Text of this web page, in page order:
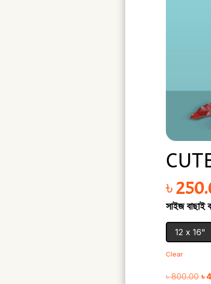
৳
সাইজ
12 x 16"
Clear
৳800.00 ৳